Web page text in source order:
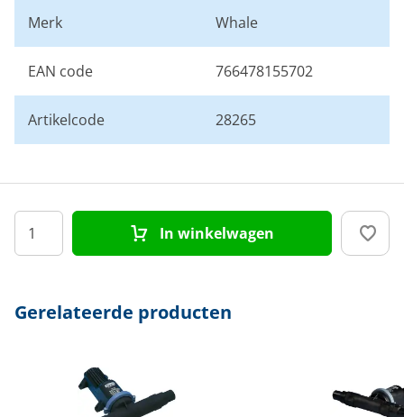
Merk Whale
EAN code 766478155702
Artikelcode 28265
In winkelwagen
Gerelateerde producten